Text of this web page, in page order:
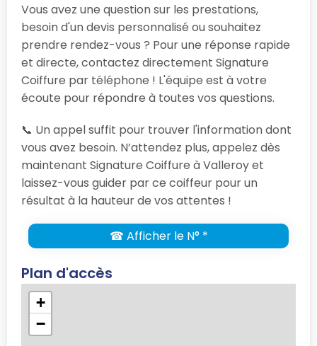
Vous avez une question sur les prestations,
besoin d'un devis personnalisé ou souhaitez
prendre rendez-vous ? Pour une réponse rapide
et directe, contactez directement Signature
Coiffure par téléphone ! L'équipe est à votre
écoute pour répondre à toutes vos questions.
📞 Un appel suffit pour trouver l'information dont
vous avez besoin. N’attendez plus, appelez dès
maintenant Signature Coiffure à Valleroy et
laissez-vous guider par ce coiffeur pour un
résultat à la hauteur de vos attentes !
☎ Afficher le N° *
Plan d'accès
+
−